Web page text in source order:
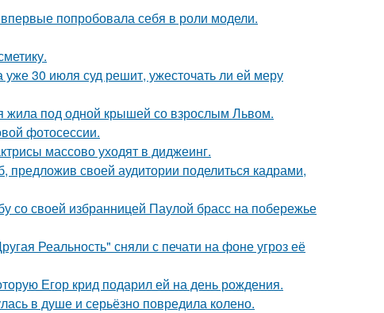
попробовала себя в роли модели.
30 июля суд решит, ужесточать ли ей меру
жила под одной крышей со взрослым Львом.
фотосессии.
массово уходят в диджеинг.
своей аудитории поделиться кадрами,
со своей избранницей Паулой брасс на побережье
Реальность" сняли с печати на фоне угроз её
Егор крид подарил ей на день рождения.
в душе и серьёзно повредила колено.